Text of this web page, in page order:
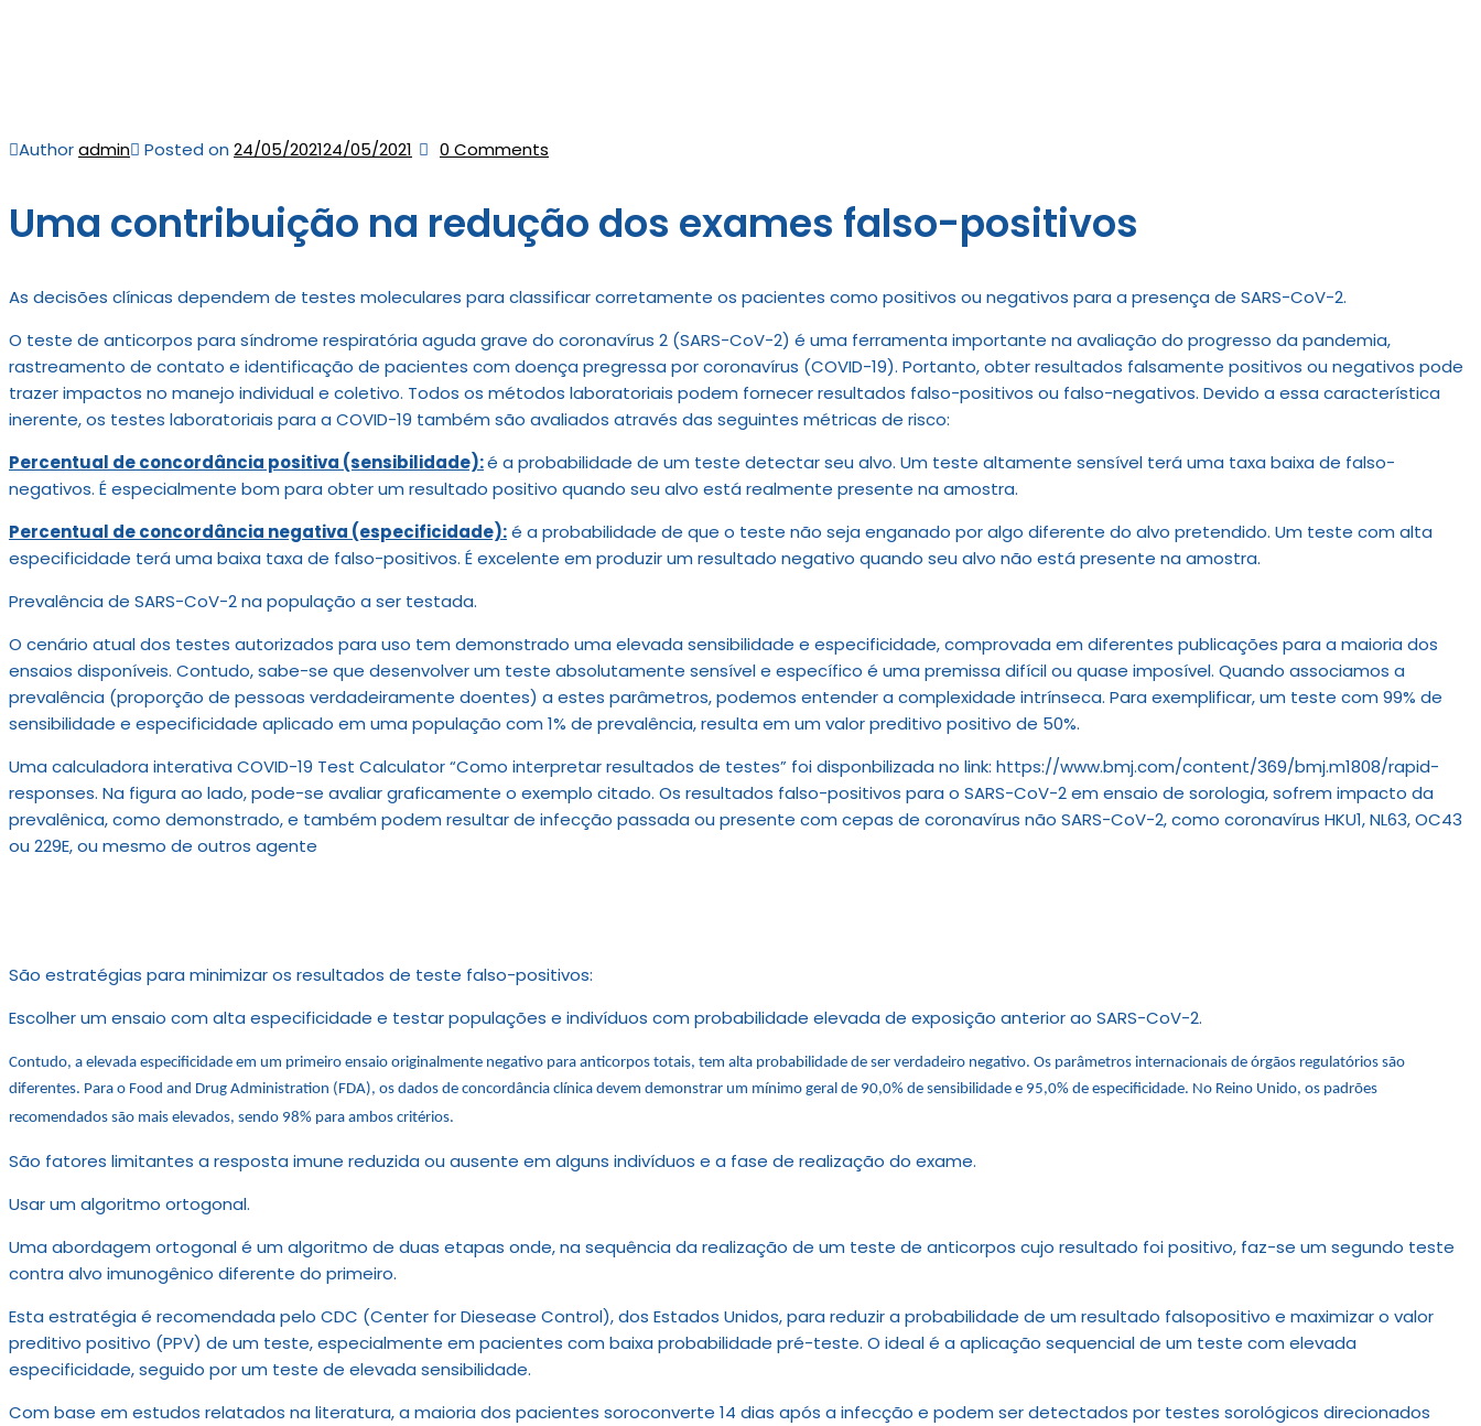
Authoradmin Posted on 24/05/202124/05/2021 0 Comments
Uma contribuição na redução dos exames falso-positivos
As decisões clínicas dependem de testes moleculares para classificar corretamente os pacientes como positivos ou negativos para a presença de SARS-CoV-2.
O teste de anticorpos para síndrome respiratória aguda grave do coronavírus 2 (SARS-CoV-2) é uma ferramenta importante na avaliação do progresso da pandemia,
rastreamento de contato e identificação de pacientes com doença pregressa por coronavírus (COVID-19). Portanto, obter resultados falsamente positivos ou negativos pode
trazer impactos no manejo individual e coletivo. Todos os métodos laboratoriais podem fornecer resultados falso-positivos ou falso-negativos. Devido a essa característica
inerente, os testes laboratoriais para a COVID-19 também são avaliados através das seguintes métricas de risco:
Percentual de concordância positiva (sensibilidade):é a probabilidade de um teste detectar seu alvo. Um teste altamente sensível terá uma taxa baixa de falso-
negativos. É especialmente bom para obter um resultado positivo quando seu alvo está realmente presente na amostra.
Percentual de concordância negativa (especificidade):é a probabilidade de que o teste não seja enganado por algo diferente do alvo pretendido. Um teste com alta
especificidade terá uma baixa taxa de falso-positivos. É excelente em produzir um resultado negativo quando seu alvo não está presente na amostra.
Prevalência de SARS-CoV-2 na população a ser testada.
O cenário atual dos testes autorizados para uso tem demonstrado uma elevada sensibilidade e especificidade, comprovada em diferentes publicações para a maioria dos
ensaios disponíveis. Contudo, sabe-se que desenvolver um teste absolutamente sensível e específico é uma premissa difícil ou quase imposível. Quando associamos a
prevalência (proporção de pessoas verdadeiramente doentes) a estes parâmetros, podemos entender a complexidade intrínseca. Para exemplificar, um teste com 99% de
sensibilidade e especificidade aplicado em uma população com 1% de prevalência, resulta em um valor preditivo positivo de 50%.
Uma calculadora interativa COVID-19 Test Calculator “Como interpretar resultados de testes” foi disponbilizada no link: https://www.bmj.com/content/369/bmj.m1808/rapid-
responses. Na figura ao lado, pode-se avaliar graficamente o exemplo citado. Os resultados falso-positivos para o SARS-CoV-2 em ensaio de sorologia, sofrem impacto da
prevalênica, como demonstrado, e também podem resultar de infecção passada ou presente com cepas de coronavírus não SARS-CoV-2, como coronavírus HKU1, NL63, OC43
ou 229E, ou mesmo de outros agente
São estratégias para minimizar os resultados de teste falso-positivos:
Escolher um ensaio com alta especificidade e testar populações e indivíduos com probabilidade elevada de exposição anterior ao SARS-CoV-2.
Contudo, a elevada especificidade em um primeiro ensaio originalmente negativo para anticorpos totais, tem alta probabilidade de ser verdadeiro negativo. Os parâmetros internacionais de órgãos regulatórios são
diferentes. Para o Food and Drug Administration (FDA), os dados de concordância clínica devem demonstrar um mínimo geral de 90,0% de sensibilidade e 95,0% de especificidade. No Reino Unido, os padrões
recomendados são mais elevados, sendo 98% para ambos critérios.
São fatores limitantes a resposta imune reduzida ou ausente em alguns indivíduos e a fase de realização do exame.
Usar um algoritmo ortogonal.
Uma abordagem ortogonal é um algoritmo de duas etapas onde, na sequência da realização de um teste de anticorpos cujo resultado foi positivo, faz-se um segundo teste
contra alvo imunogênico diferente do primeiro.
Esta estratégia é recomendada pelo CDC (Center for Diesease Control), dos Estados Unidos, para reduzir a probabilidade de um resultado falsopositivo e maximizar o valor
preditivo positivo (PPV) de um teste, especialmente em pacientes com baixa probabilidade pré-teste. O ideal é a aplicação sequencial de um teste com elevada
especificidade, seguido por um teste de elevada sensibilidade.
Com base em estudos relatados na literatura, a maioria dos pacientes soroconverte 14 dias após a infecção e podem ser detectados por testes sorológicos direcionados